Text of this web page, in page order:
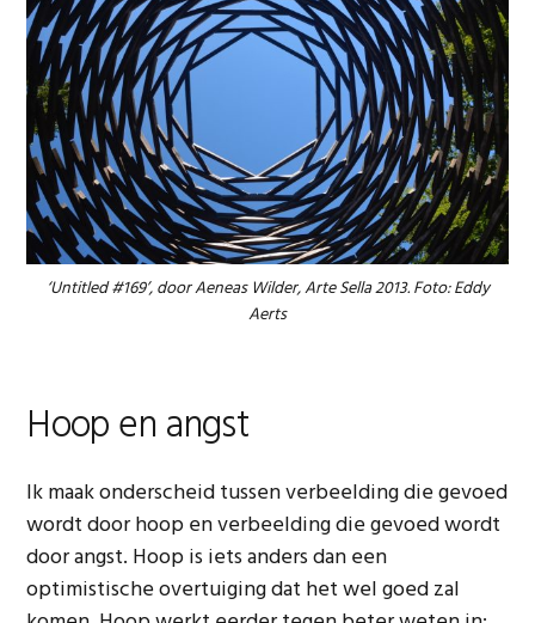
‘Untitled #169’, door Aeneas Wilder, Arte Sella 2013. Foto: Eddy
Aerts
Hoop en angst
Ik maak onderscheid tussen verbeelding die gevoed
wordt door hoop en verbeelding die gevoed wordt
door angst. Hoop is iets anders dan een
optimistische overtuiging dat het wel goed zal